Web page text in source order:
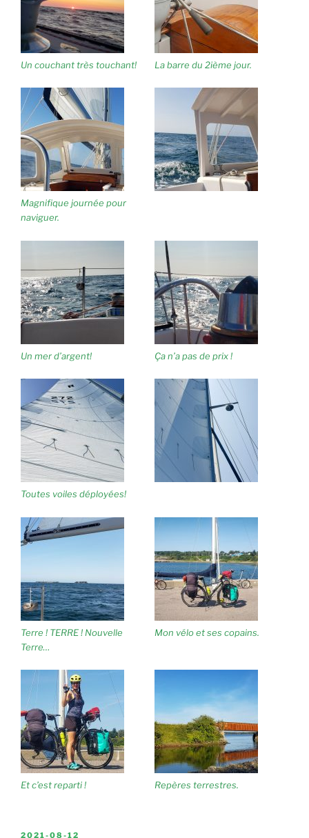
Un couchant très touchant! La barre du 2ième jour.
Magnifique journée pour
naviguer.
Un mer d’argent! Ça n’a pas de prix !
Toutes voiles déployées!
Terre ! TERRE ! Nouvelle
Terre…
Mon vélo et ses copains.
Et c’est reparti ! Repères terrestres.
PUBLIÉ
2021-08-12